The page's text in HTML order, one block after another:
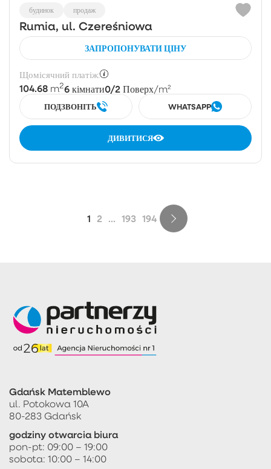
будинок продаж
Rumia, ul. Czereśniowa
ЗАПРОПОНУВАТИ ЦІНУ
Щомісячний платіж:
104.68 m26 кімнати0/2 Поверх/m²
ПОДЗВОНІТЬ WHATSAPP
ДИВИТИСЯ
1 2 ... 193 194
Gdańsk Matemblewo
ul. Potokowa 10A
80-283 Gdańsk
godziny otwarcia biura
pon-pt: 09:00 – 19:00
sobota: 10:00 – 14:00